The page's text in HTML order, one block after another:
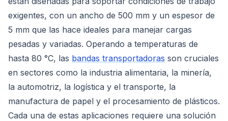
exigentes, con un ancho de 500 mm y un espesor de
5 mm que las hace ideales para manejar cargas
pesadas y variadas. Operando a temperaturas de
hasta 80 °C, las bandas transportadoras son cruciales
en sectores como la industria alimentaria, la minería,
la automotriz, la logística y el transporte, la
manufactura de papel y el procesamiento de plásticos.
Cada una de estas aplicaciones requiere una solución